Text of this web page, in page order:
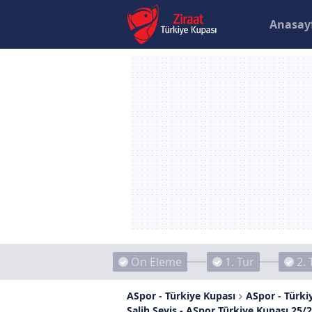
Ön Eleme 1. Tur 2.
ASpor - Türkiye Kupası
ASpor -